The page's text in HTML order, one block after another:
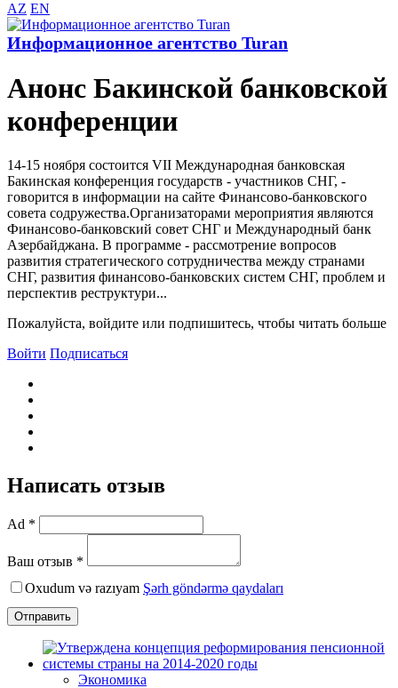
AZ EN
Информационное агентство Turan
Анонс Бакинской банковской
конференции
14-15 ноября состоится VII Международная банковская
Бакинская конференция государств - участников СНГ, -
говорится в информации на сайте Финансово-банковского
совета содружества.Организаторами мероприятия являются
Финансово-банковский совет СНГ и Международный банк
Азербайджана. В программе - рассмотрение вопросов
развития стратегического сотрудничества между странами
СНГ, развития финансово-банковских систем СНГ, проблем и
перспектив реструктури...
Пожалуйста, войдите или подпишитесь, чтобы читать больше
Войти Подписаться
Написать отзыв
Ad *
Ваш отзыв *
Oxudum və razıyam Şərh göndərmə qaydaları
Отправить
Экономика